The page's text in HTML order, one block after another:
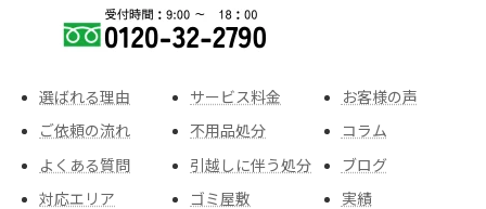
選ばれる理由
ご依頼の流れ
よくある質問
対応エリア
サービス料金
不用品処分
引越しに伴う処分
ゴミ屋敷
お客様の声
コラム
ブログ
実績